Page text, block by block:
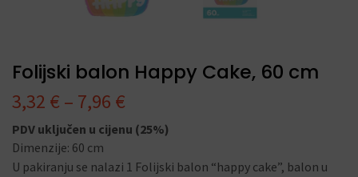
Folijski balon Happy Cake, 60 cm
3,32 € – 7,96 €
PDV uključen u cijenu (25%)
Dimenzije: 60 cm
U pakiranju se nalazi 1 Folijski balon “happy cake”, balon u